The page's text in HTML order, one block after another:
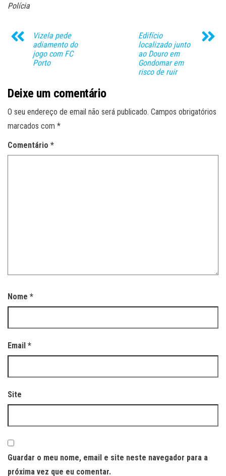
Polícia
Vizela pede
adiamento do
jogo com FC
Porto
Edifício
localizado junto
ao Douro em
Gondomar em
risco de ruir
Deixe um comentário
O seu endereço de email não será publicado. Campos obrigatórios
marcados com *
Comentário *
Nome *
Email *
Site
Guardar o meu nome, email e site neste navegador para a
próxima vez que eu comentar.